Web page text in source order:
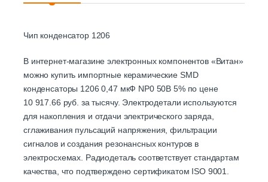
Чип конденсатор 1206
В интернет-магазине электронных компонентов «Витан»
можно купить импортные керамические SMD
конденсаторы 1206 0,47 мкФ NP0 50В 5% по цене
10 917.66 руб. за тысячу. Электродетали используются
для накопления и отдачи электрического заряда,
сглаживания пульсаций напряжения, фильтрации
сигналов и создания резонансных контуров в
электросхемах. Радиодеталь соответствует стандартам
качества, что подтверждено сертификатом ISO 9001.